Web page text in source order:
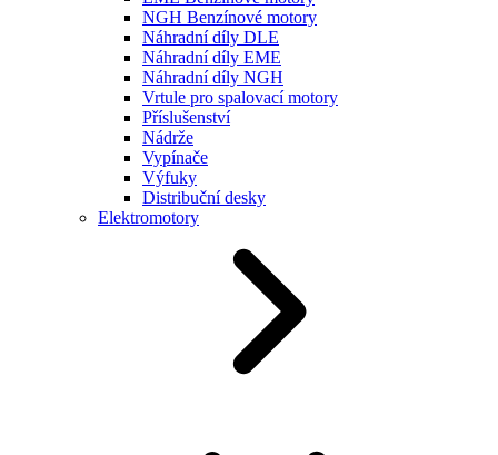
NGH Benzínové motory
Náhradní díly DLE
Náhradní díly EME
Náhradní díly NGH
Vrtule pro spalovací motory
Příslušenství
Nádrže
Vypínače
Výfuky
Distribuční desky
Elektromotory